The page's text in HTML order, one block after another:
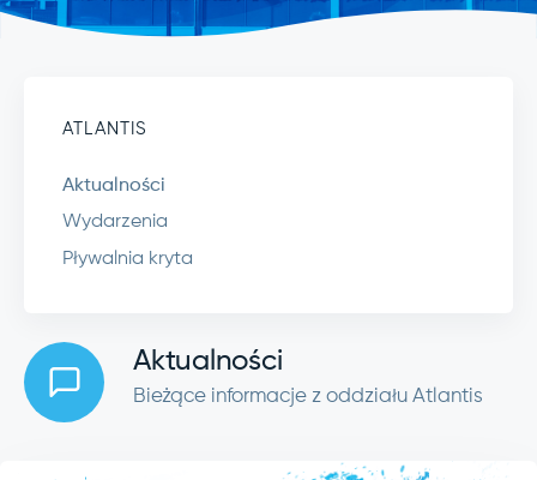
ATLANTIS
Aktualności
Wydarzenia
Pływalnia kryta
Aktualności
Bieżące informacje z oddziału Atlantis